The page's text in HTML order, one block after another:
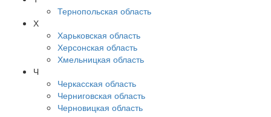
Тернопольская область
Х
Харьковская область
Херсонская область
Хмельницкая область
Ч
Черкасская область
Черниговская область
Черновицкая область